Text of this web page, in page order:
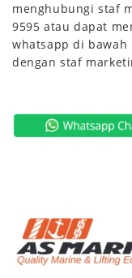
menghubungi staf
9595 atau dapat
whatsapp di
dengan staf